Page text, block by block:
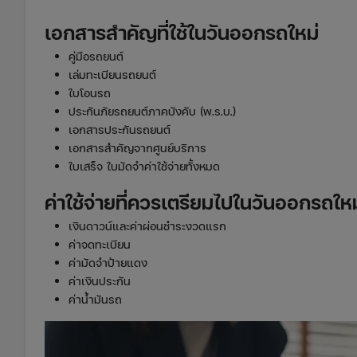
เอกสารสำคัญที่ใช้ในวันออกรถใหม่
คู่มือรถยนต์
เล่มทะเบียนรถยนต์
ใบโอนรถ
ประกันภัยรถยนต์ภาคบังคับ (พ.ร.บ.)
เอกสารประกันรถยนต์
เอกสารสำคัญจากศูนย์บริการ
ใบเสร็จ ใบมัดจำค่าใช้จ่ายทั้งหมด
ค่าใช้จ่ายที่ควรเตรียมไปในวันออกรถใ
เงินดาวน์และค่าผ่อนชำระงวดแรก
ค่าจดทะเบียน
ค่ามัดจำป้ายแดง
ค่าเงินประกัน
ค่าน้ำมันรถ